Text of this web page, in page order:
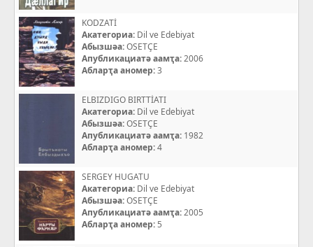
KODZATİ
Акатегориа: Dil ve Edebiyat
Абызшәа:OSETÇE
Апубликациатә аамҭа:2006
Абларҭа аномер:3
ELBIZDIGO BIRTTİATI
Акатегориа: Dil ve Edebiyat
Абызшәа:OSETÇE
Апубликациатә аамҭа: 1982
Абларҭа аномер:4
SERGEY HUGATU
Акатегориа: Dil ve Edebiyat
Абызшәа:OSETÇE
Апубликациатә аамҭа:2005
Абларҭа аномер: 5